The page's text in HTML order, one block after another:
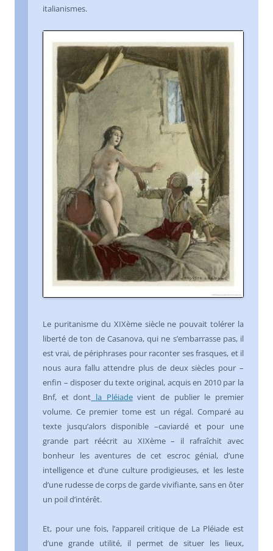
italianismes.
Le puritanisme du XIXème siècle ne pouvait tolérer la
liberté de ton de Casanova, qui ne s’embarrasse pas, il
est vrai, de périphrases pour raconter ses frasques, et il
nous aura fallu attendre plus de deux siècles pour –
enfin – disposer du texte original, acquis en 2010 par la
Bnf, et dont la Pléiadevient de publier le premier
volume. Ce premier tome est un régal. Comparé au
texte jusqu’alors disponible –caviardé et pour une
grande part réécrit au XIXème – il rafraîchit avec
bonheur les aventures de cet escroc génial, d’une
intelligence et d’une culture prodigieuses, et les leste
d’une rudesse de corps de garde vivifiante, sans en ôter
un poil d’intérêt.
Et, pour une fois, l’appareil critique de La Pléiade est
d’une grande utilité, il permet de situer les lieux,